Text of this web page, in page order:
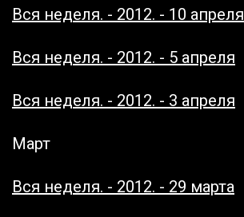
Вся неделя. - 2012. - 10 апреля
Вся неделя. - 2012. - 5 апреля
Вся неделя. - 2012. - 3 апреля
Март
Вся неделя. - 2012. - 29 марта